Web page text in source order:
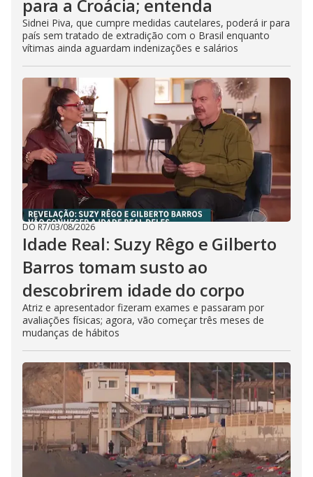
para a Croácia; entenda
Sidnei Piva, que cumpre medidas cautelares, poderá ir para
país sem tratado de extradição com o Brasil enquanto
vítimas ainda aguardam indenizações e salários
DO R7/03/08/2026
Idade Real: Suzy Rêgo e Gilberto
Barros tomam susto ao
descobrirem idade do corpo
Atriz e apresentador fizeram exames e passaram por
avaliações físicas; agora, vão começar três meses de
mudanças de hábitos